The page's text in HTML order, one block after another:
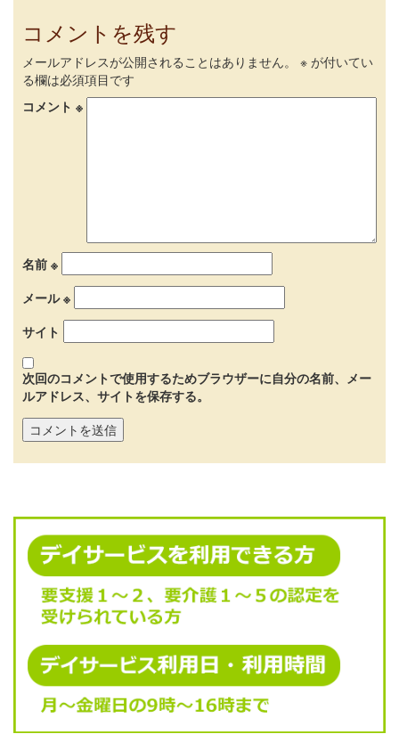
コメントを残す
メールアドレスが公開されることはありません。 ※ が付いてい
る欄は必須項目です
コメント ※
名前 ※
メール※
サイト
次回のコメントで使用するためブラウザーに自分の名前、メー
ルアドレス、サイトを保存する。